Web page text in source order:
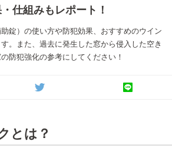
仕組みもレポート！
錠）の使い方や防犯効果、おすすめのウイン
。また、過去に発生した窓から侵入した空き
防犯強化の参考にしてください！
とは？